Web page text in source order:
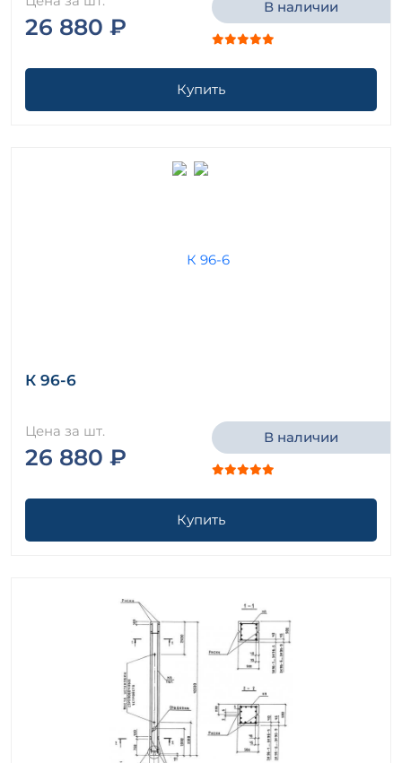
26 880 ₽
В наличии
Купить
К 96-6
Цена за шт.
26 880 ₽
В наличии
Купить